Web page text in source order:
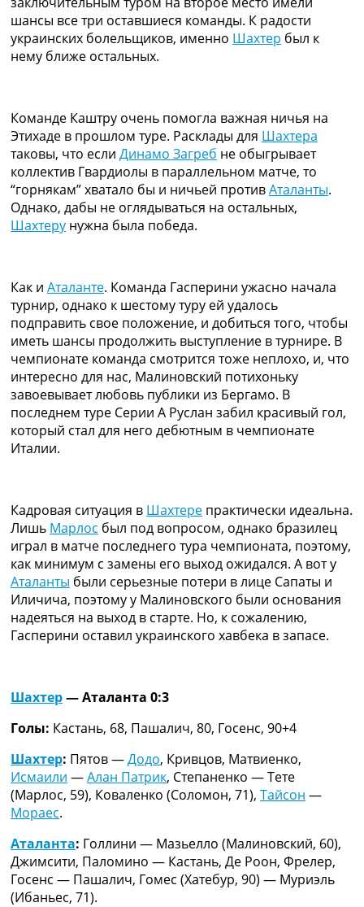
Рейтинг ФИФА
ТВ программа
RU
Categories
Главная
Новости футбола
Видео
Трансферы
Новости футбола Украины
Последние комментарии
Рейтинги
Правила
Коллективный прогноз
Турниры
Чемпионат Мира
Украина. Премьер-Лига
Украина. Первая Лига
Лига Чемпионов
Англия. Премьер Лига
Таблицы групп Чемпионата Мира
Украина. Премьер-Лига
Украина. Первая Лига
Лига Чемпионов. Таблицы групп
Англия. Премьер-Лига
Испания. Ла Лига
Все таблицы >>>
Рейтинги
Рейтинг стран УЕФА
ТВ программа
шансы все три оставшиеся команды. К радости
украинских болельщиков, именно Шахтер был к
нему ближе остальных.
Команде Каштру очень помогла важная ничья на
Этихаде в прошлом туре. Расклады для Шахтера
таковы, что если Динамо Загреб не обыгрывает
коллектив Гвардиолы в параллельном матче, то
“горнякам” хватало бы и ничьей противАталанты.
Однако, дабы не оглядываться на остальных,
Шахтеру нужна была победа.
Как и Аталанте. Команда Гасперини ужасно начала
турнир, однако к шестому туру ей удалось
подправить свое положение, и добиться того, чтобы
иметь шансы продолжить выступление в турнире. В
чемпионате команда смотрится тоже неплохо, и, что
интересно для нас, Малиновский потихоньку
завоевывает любовь публики из Бергамо. В
последнем туре Серии А Руслан забил красивый гол,
который стал для него дебютным в чемпионате
Италии.
Кадровая ситуация в Шахтере практически идеальна.
Лишь Марлос был под вопросом, однако бразилец
играл в матче последнего тура чемпионата, поэтому,
как минимум с замены его выход ожидался. А вот у
Аталанты были серьезные потери в лице Сапаты и
Иличича, поэтому у Малиновского были основания
надеяться на выход в старте. Но, к сожалению,
Гасперини оставил украинского хавбека в запасе.
Шахтер— Аталанта 0:3
Голы: Кастань, 68, Пашалич, 80, Госенс, 90+4
Шахтер: Пятов —Додо, Кривцов, Матвиенко,
Исмаили —Алан Патрик, Степаненко — Тете
(Марлос, 59), Коваленко (Соломон, 71), Тайсон —
Мораес.
Аталанта: Голлини — Мазьелло (Малиновский, 60),
Джимсити, Паломино — Кастань, Де Роон, Фрелер,
Госенс — Пашалич, Гомес (Хатебур, 90) — Муриэль
(Ибаньес, 71).